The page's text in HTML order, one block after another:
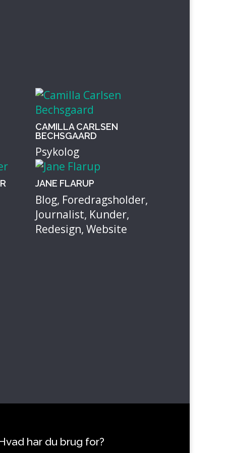
CAMILLA CARLSEN
BECHSGAARD
Psykolog
JANE FLARUP
Blog, Foredragsholder,
Journalist, Kunder,
Redesign,Website
har du brug for?